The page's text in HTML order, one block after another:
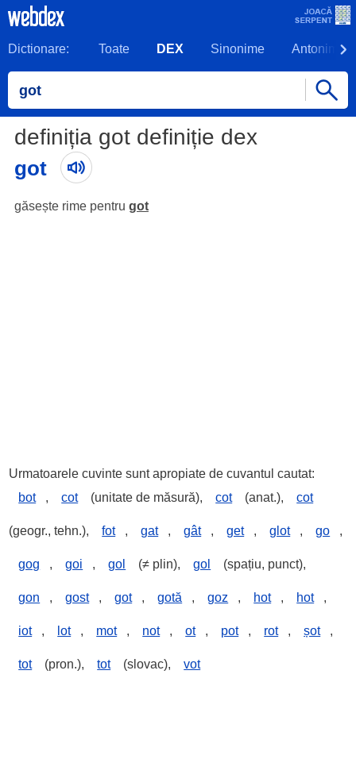
Dictionare: Toate DEX Sinonime Antonime
definiția got definiție dex
got
găsește rime pentru got
Urmatoarele cuvinte sunt apropiate de cuvantul cautat:
bot
, cot (unitate de măsură), cot (anat.), cot
(geogr., tehn.), fot , gat , gât , get , glot , go ,
gog , goi , gol (≠ plin), gol (spațiu, punct),
gon , gost , got , gotă , goz , hot , hot ,
iot , lot , mot , not , ot , pot , rot , șot ,
tot (pron.), tot (slovac), vot